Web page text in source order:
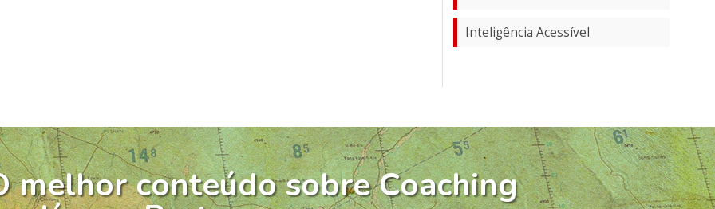
Inteligência Acessível
melhor conteúdo sobre Coaching